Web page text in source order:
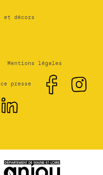
et décors
Mentions légales
presse